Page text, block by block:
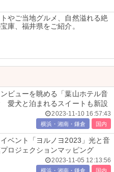
やご当地グルメ、自然溢れる絶
庫、福井県をご紹介。
ビューを眺める「葉山ホテル音
愛犬と泊まれるスイートも新設
2023-11-10 16:57:43
横浜・湘南・鎌倉 国内
ベント「ヨルノヨ2023」光と音
ロジェクションマッピング
2023-11-05 12:13:56
横浜・湘南・鎌倉 国内